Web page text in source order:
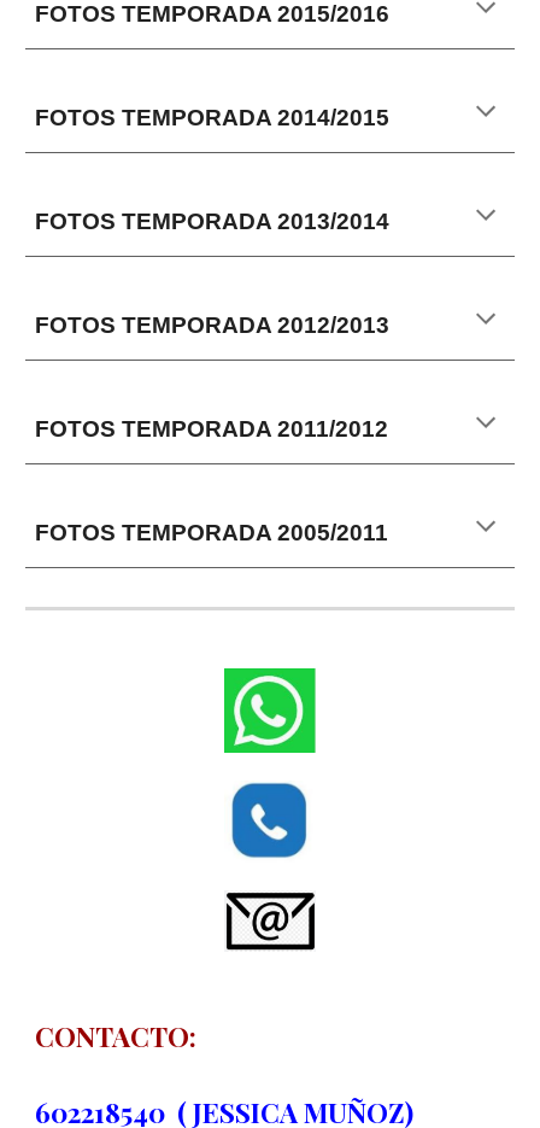
FOTOS TEMPORADA2015/2016
FOTOS TEMPORADA2014/2015
FOTOS TEMPORADA2013/2014
FOTOS TEMPORADA2012/2013
FOTOS TEMPORADA2011/2012
FOTOS TEMPORADA2005/2011
CONTACTO:
602218540 ( JESSICA MUÑOZ)